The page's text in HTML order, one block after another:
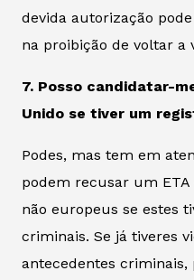
devida autorização
na proibição de voltar a
7. Posso candidatar-
Unido se tiver um
Podes, mas tem em
podem recusar um ETA
não europeus se estes
criminais. Se já tiveres
antecedentes